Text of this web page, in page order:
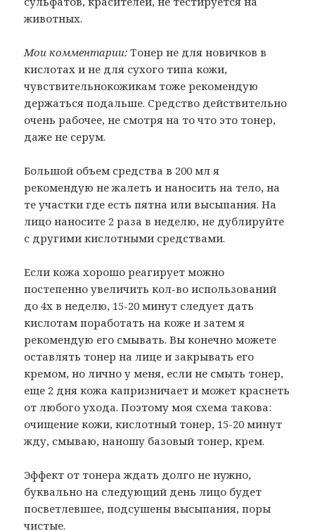
животных.
Мои комментарии: Тонер не для новичков в
кислотах и не для сухого типа кожи,
чувствительнокожикам тоже рекомендую
держаться подальше. Средство действительно
очень рабочее, не смотря на то что это тонер,
даже не серум.
Большой объем средства в 200 мл я
рекомендую не жалеть и наносить на тело, на
те участки где есть пятна или высыпания. На
лицо наносите 2 раза в неделю, не дублируйте
с другими кислотными средствами.
Если кожа хорошо реагирует можно
постепенно увеличить кол-во использований
до 4х в неделю, 15-20 минут следует дать
кислотам поработать на коже и затем я
рекомендую его смывать. Вы конечно можете
оставлять тонер на лице и закрывать его
кремом, но лично у меня, если не смыть тонер,
еще 2 дня кожа капризничает и может краснеть
от любого ухода. Поэтому моя схема такова:
очищение кожи, кислотный тонер, 15-20 минут
жду, смываю, наношу базовый тонер, крем.
Эффект от тонера ждать долго не нужно,
буквально на следующий день лицо будет
посветлевшее, подсушены высыпания, поры
чистые.